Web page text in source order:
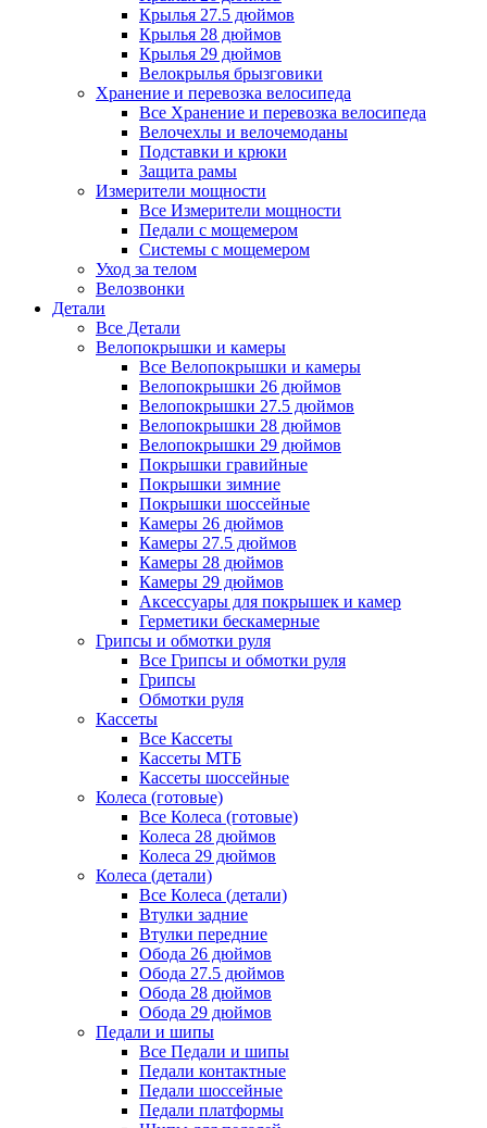
Крылья 27.5 дюймов
Крылья 28 дюймов
Крылья 29 дюймов
Велокрылья брызговики
Хранение и перевозка велосипеда
Все Хранение и перевозка велосипеда
Велочехлы и велочемоданы
Подставки и крюки
Защита рамы
Измерители мощности
Все Измерители мощности
Педали с мощемером
Системы с мощемером
Уход за телом
Велозвонки
Детали
Все Детали
Велопокрышки и камеры
Все Велопокрышки и камеры
Велопокрышки 26 дюймов
Велопокрышки 27.5 дюймов
Велопокрышки 28 дюймов
Велопокрышки 29 дюймов
Покрышки гравийные
Покрышки зимние
Покрышки шоссейные
Камеры 26 дюймов
Камеры 27.5 дюймов
Камеры 28 дюймов
Камеры 29 дюймов
Аксессуары для покрышек и камер
Герметики бескамерные
Грипсы и обмотки руля
Все Грипсы и обмотки руля
Грипсы
Обмотки руля
Кассеты
Все Кассеты
Кассеты МТБ
Кассеты шоссейные
Колеса (готовые)
Все Колеса (готовые)
Колеса 28 дюймов
Колеса 29 дюймов
Колеса (детали)
Все Колеса (детали)
Втулки задние
Втулки передние
Обода 26 дюймов
Обода 27.5 дюймов
Обода 28 дюймов
Обода 29 дюймов
Педали и шипы
Все Педали и шипы
Педали контактные
Педали шоссейные
Педали платформы